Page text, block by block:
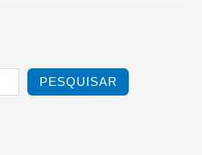
PESQUISAR